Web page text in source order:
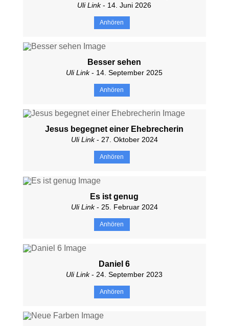
Uli Link- 14. Juni 2026
Anhören
Besser sehen
Uli Link- 14. September 2025
Anhören
Jesus begegnet einer Ehebrecherin
Uli Link- 27. Oktober 2024
Anhören
Es ist genug
Uli Link- 25. Februar 2024
Anhören
Daniel 6
Uli Link- 24. September 2023
Anhören